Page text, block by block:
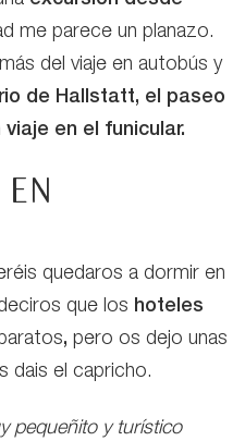
me parece un planazo.
del viaje en autobús y
de Hallstatt, el paseo
en el funicular.
quedaros a dormir en
que los hoteles
, pero os dejo unas
dais el capricho.
pequeñito y turístico